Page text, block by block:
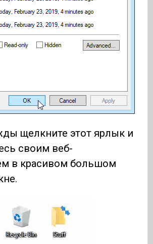
щелкните этот ярлык и
своим веб-
в красивом большом